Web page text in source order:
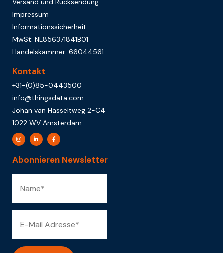
Versand und Rücksendung
Impressum
Informationssicherheit
MwSt: NL856371841B01
Handelskammer: 66044561
Kontakt
+31-(0)85-0443500
info@thingsdata.com
Johan van Hasseltweg 2-C4
1022 WV Amsterdam
Abonnieren Newsletter